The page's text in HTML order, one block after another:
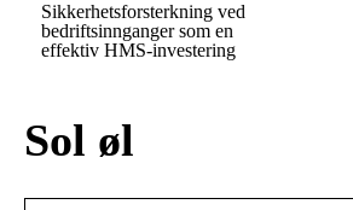
Sikkerhetsforsterkning ved
bedriftsinnganger som en
effektiv HMS-investering
Sol øl